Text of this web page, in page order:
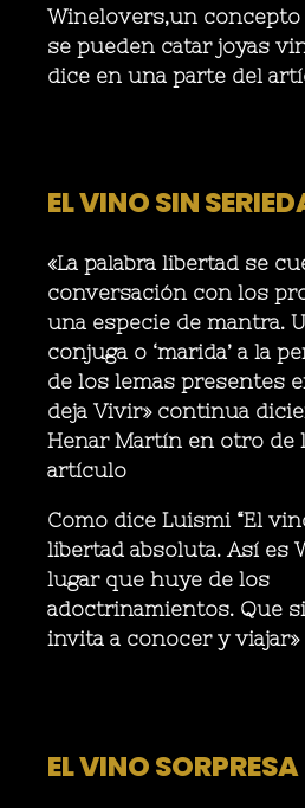
Winelovers,un
se pueden catar joyas
dice en una parte del
EL VINO SIN
«La palabra libertad se
conversación con los
una especie de mantra.
conjuga o ‘marida’ a la
de los lemas presentes
deja Vivir» continua
Henar Martín en otro de
artículo
Como dice Luismi “El
libertad absoluta. Así es
lugar que huye de los
adoctrinamientos. Que
invita a conocer y viajar»
EL VINO